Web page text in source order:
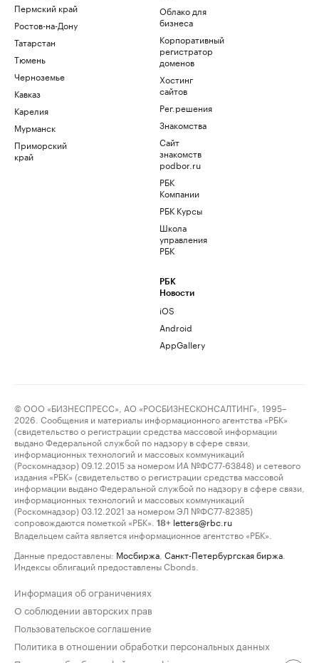
Пермский край
Ростов-на-Дону
Татарстан
Тюмень
Черноземье
Кавказ
Карелия
Мурманск
Приморский
край
Облако для
бизнеса
Корпоративный
регистратор
доменов
Хостинг
сайтов
Рег.решения
Знакомства
Сайт
знакомств
podbor.ru
РБК
Компании
РБК Курсы
Школа
управления
РБК
РБК
Новости
iOS
Android
AppGallery
© ООО «БИЗНЕСПРЕСС», АО «РОСБИЗНЕСКОНСАЛТИНГ», 1995–
2026. Сообщения и материалы информационного агентства «РБК»
(свидетельство о регистрации средства массовой информации
выдано Федеральной службой по надзору в сфере связи,
информационных технологий и массовых коммуникаций
(Роскомнадзор) 09.12.2015 за номером ИА №ФС77-63848) и сетевого
издания «РБК» (свидетельство о регистрации средства массовой
информации выдано Федеральной службой по надзору в сфере связи,
информационных технологий и массовых коммуникаций
(Роскомнадзор) 03.12.2021 за номером ЭЛ №ФС77-82385)
сопровождаются пометкой «РБК».
18+ letters@rbc.ru
Владельцем сайта является информационное агентство «РБК».
Данные предоставлены: Мосбиржа Санкт-Петербургская биржа
Индексы облигаций предоставлены Cbonds.
Информация об ограничениях
О соблюдении авторских прав
Пользовательское соглашение
Политика в отношении обработки персональных данных